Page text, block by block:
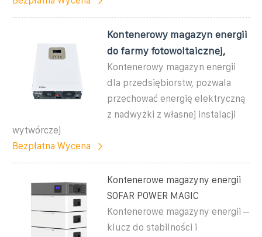
Kontenerowy magazyn energii
do farmy fotowoltaicznej,
Kontenerowy magazyn energii
dla przedsiębiorstw, pozwala
przechować energię elektryczną
z nadwyżki z własnej instalacji
wytwórczej
Bezpłatna Wycena
Kontenerowe magazyny energii
SOFAR POWER MAGIC
Kontenerowe magazyny energii –
klucz do stabilności i